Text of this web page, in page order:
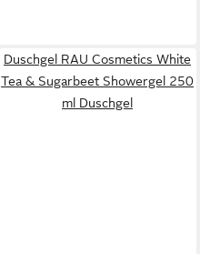
Duschgel RAU Cosmetics White
Tea & Sugarbeet Showergel 250
ml Duschgel